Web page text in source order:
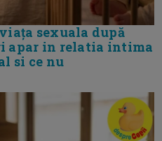
sexuala după
apar in relatia intima
si ce nu